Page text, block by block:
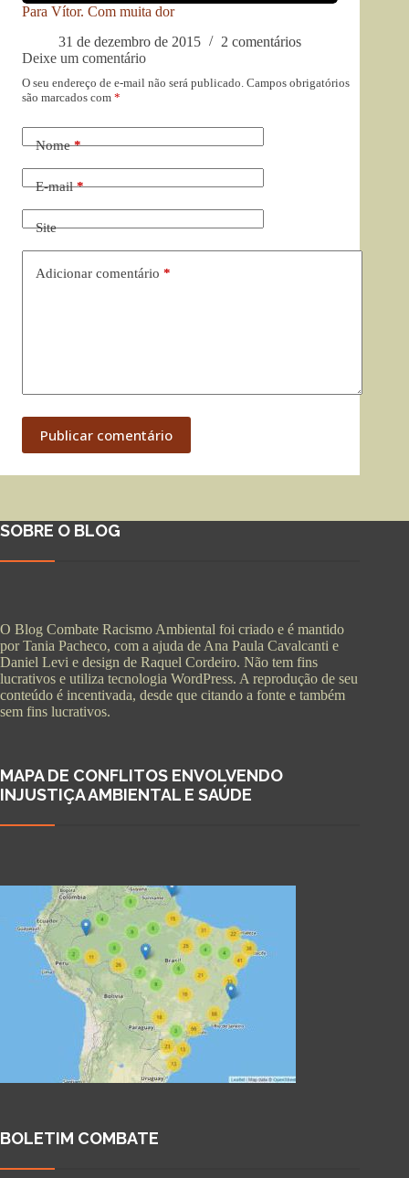
Para Vítor. Com muita dor
31 de dezembro de 2015
2 comentários
Deixe um comentário
O seu endereço de e-mail não será publicado. Campos obrigatórios
são marcados com *
Nome*
E-mail*
Site
Adicionar comentário *
Publicar comentário
SOBRE O BLOG
O Blog Combate Racismo Ambiental foi criado e é mantido
por Tania Pacheco, com a ajuda de Ana Paula Cavalcanti e
Daniel Levi e design de Raquel Cordeiro. Não tem fins
lucrativos e utiliza tecnologia WordPress. A reprodução de seu
conteúdo é incentivada, desde que citando a fonte e também
sem fins lucrativos.
MAPA DE CONFLITOS ENVOLVENDO
INJUSTIÇA AMBIENTAL E SAÚDE
BOLETIM COMBATE